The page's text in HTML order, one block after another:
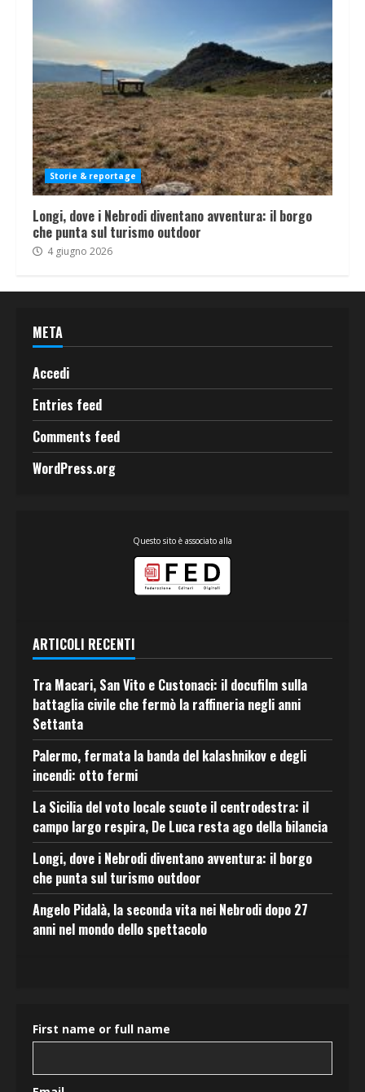
Storie & reportage
Longi, dove i Nebrodi diventano avventura: il borgo
che punta sul turismo outdoor
4 giugno 2026
META
Accedi
Entries feed
Comments feed
WordPress.org
Questo sito è associato alla
ARTICOLI RECENTI
Tra Macari, San Vito e Custonaci: il docufilm sulla
battaglia civile che fermò la raffineria negli anni
Settanta
Palermo, fermata la banda del kalashnikov e degli
incendi: otto fermi
La Sicilia del voto locale scuote il centrodestra: il
campo largo respira, De Luca resta ago della bilancia
Longi, dove i Nebrodi diventano avventura: il borgo
che punta sul turismo outdoor
Angelo Pidalà, la seconda vita nei Nebrodi dopo 27
anni nel mondo dello spettacolo
First name or full name